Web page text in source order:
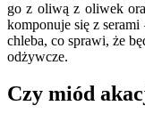
go z oliwą z oliwek
komponuje się z
chleba, co sprawi, że
odżywcze.
Czy miód